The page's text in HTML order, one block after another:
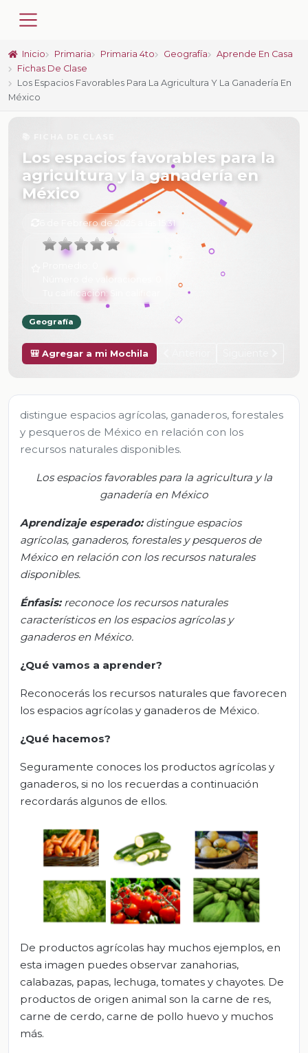
Inicio Primaria Primaria 4to Geografía
Aprende En Casa
Fichas De Clase
Los Espacios Favorables Para La Agricultura Y La Ganadería En
México
Los espacios favorables para la
agricultura y la ganadería en
México
6 de Febrero de 2025 a las 15:31
Número de valoraciones:
Tu calificación:
Geografía
🎒 Agregar a mi Mochila
distingue espacios agrícolas, ganaderos, forestales
y pesqueros de México en relación con los
recursos naturales disponibles.
Los espacios favorables para la agricultura y la
ganadería en México
Aprendizaje esperado:distingue espacios
agrícolas, ganaderos, forestales y pesqueros de
México en relación con los recursos naturales
disponibles.
Énfasis:reconoce los recursos naturales
característicos en los espacios agrícolas y
ganaderos en México.
¿Qué vamos a aprender?
Reconocerás los recursos naturales que favorecen
los espacios agrícolas y ganaderos de México.
¿Qué hacemos?
Seguramente conoces los productos agrícolas y
ganaderos, si no los recuerdas a continuación
recordarás algunos de ellos.
De productos agrícolas hay muchos ejemplos, en
esta imagen puedes observar zanahorias,
calabazas, papas, lechuga, tomates y chayotes. De
productos de origen animal son la carne de res,
carne de cerdo, carne de pollo huevo y muchos
más.